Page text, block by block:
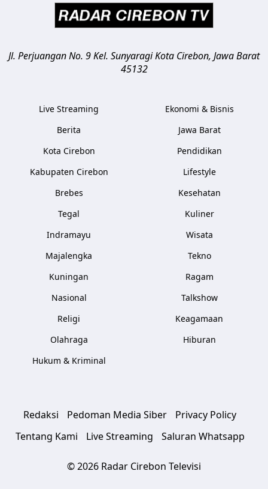
Jl. Perjuangan No. 9 Kel. SunyaragiKota Cirebon, Jawa Barat
45132
Live Streaming
Berita
Kota Cirebon
Kabupaten Cirebon
Brebes
Tegal
Indramayu
Majalengka
Kuningan
Nasional
Religi
Olahraga
Hukum & Kriminal
Ekonomi & Bisnis
Jawa Barat
Pendidikan
Lifestyle
Kesehatan
Kuliner
Wisata
Tekno
Ragam
Talkshow
Keagamaan
Hiburan
Redaksi Pedoman Media Siber
Privacy Policy
Tentang Kami
Live Streaming Saluran Whatsapp
© 2026 Radar Cirebon Televisi